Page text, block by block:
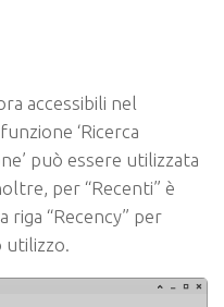
accessibili nel
‘Ricerca
può essere utilizzata
per “Recenti” è
riga “Recency” per
utilizzo.